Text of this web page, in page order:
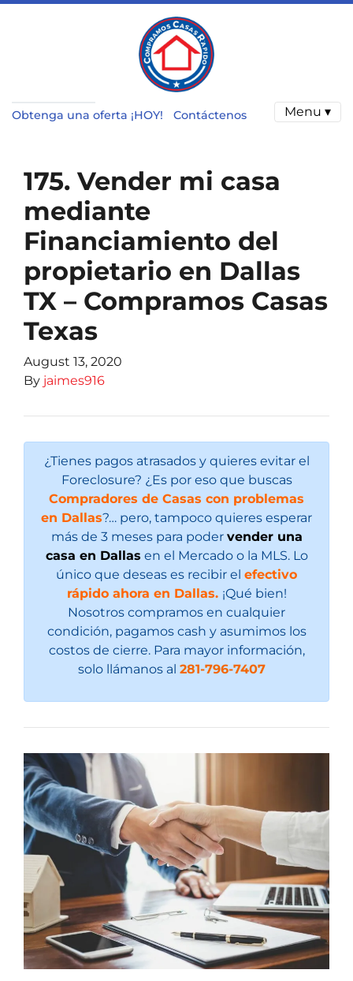
Obtenga una oferta ¡HOY! Contáctenos Menu ▾
175. Vender mi casa
mediante
Financiamiento del
propietario en Dallas
TX – Compramos Casas
Texas
August 13, 2020
By jaimes916
¿Tienes pagos atrasados y quieres evitar el
Foreclosure? ¿Es por eso que buscas
Compradores de Casas con problemas
en Dallas?… pero, tampoco quieres esperar
más de 3 meses para poder vender una
casa en Dallas en el Mercado o la MLS. Lo
único que deseas es recibir el efectivo
rápido ahora en Dallas. ¡Qué bien!
Nosotros compramos en cualquier
condición, pagamos cash y asumimos los
costos de cierre. Para mayor información,
solo llámanos al 281-796-7407